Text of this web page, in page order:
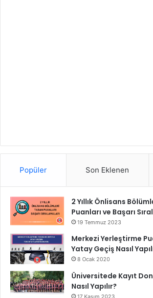
Popüler Son Eklenen
2 Yıllık Önlisans
Puanları ve Başarı
19 Temmuz 2023
Merkezi Yerleştirme
Yatay Geçiş Nasıl
8 Ocak 2020
Üniversitede Kayıt
Nasıl Yapılır?
17 Kasım 2023